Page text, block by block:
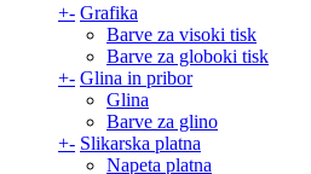
+- Grafika
Barve za visoki tisk
Barve za globoki tisk
+- Glina in pribor
Glina
Barve za glino
+- Slikarska platna
Napeta platna